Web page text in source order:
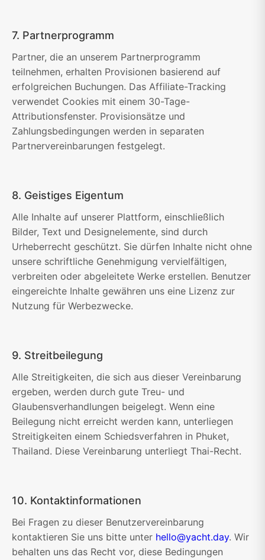
7. Partnerprogramm
Partner, die an unserem Partnerprogramm
teilnehmen, erhalten Provisionen basierend auf
erfolgreichen Buchungen. Das Affiliate-Tracking
verwendet Cookies mit einem 30-Tage-
Attributionsfenster. Provisionsätze und
Zahlungsbedingungen werden in separaten
Partnervereinbarungen festgelegt.
8. Geistiges Eigentum
Alle Inhalte auf unserer Plattform, einschließlich
Bilder, Text und Designelemente, sind durch
Urheberrecht geschützt. Sie dürfen Inhalte nicht ohne
unsere schriftliche Genehmigung vervielfältigen,
verbreiten oder abgeleitete Werke erstellen. Benutzer
eingereichte Inhalte gewähren uns eine Lizenz zur
Nutzung für Werbezwecke.
9. Streitbeilegung
Alle Streitigkeiten, die sich aus dieser Vereinbarung
ergeben, werden durch gute Treu- und
Glaubensverhandlungen beigelegt. Wenn eine
Beilegung nicht erreicht werden kann, unterliegen
Streitigkeiten einem Schiedsverfahren in Phuket,
Thailand. Diese Vereinbarung unterliegt Thai-Recht.
10. Kontaktinformationen
Bei Fragen zu dieser Benutzervereinbarung
kontaktieren Sie uns bitte unter hello@yacht.day. Wir
behalten uns das Recht vor, diese Bedingungen